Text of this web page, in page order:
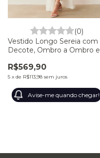
(0)
Vestido Longo Sereia com
Decote, Ombro a Ombro e
R$569,90
5 x de R$113,98 sem juros
Avise-me quando chegar!